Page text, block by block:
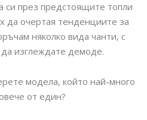
си през предстоящите топли
очертая тенденциите за
няколко вида чанти, с
да изглеждате демоде.
модела, който най-много
от един?